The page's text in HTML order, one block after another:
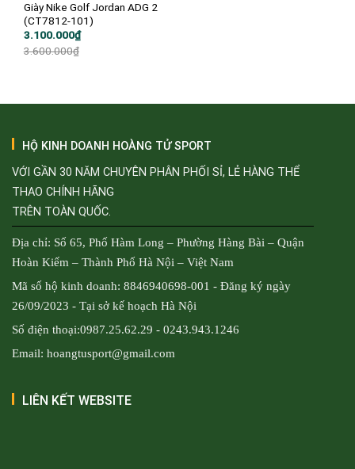
Giày Nike Golf Jordan ADG 2
(CT7812-101)
3.600.000₫
Giá
gốc
là:
3.100.000₫
Giá
hiện
tại
HỘ KINH DOANH HOÀNG TỬ SPORT
VỚI GẦN 30 NĂM CHUYÊN PHÂN PHỐI SỈ, LẺ HÀNG THỂ
THAO CHÍNH HÃNG
TRÊN TOÀN QUỐC.
Địa chỉ: Số 65, Phố Hàm Long – Phường Hàng Bài – Quận
Hoàn Kiếm – Thành Phố Hà Nội – Việt Nam
Mã số hộ kinh doanh: 8846940698-001 - Đăng ký ngày
26/09/2023 - Tại sở kế hoạch Hà Nội
Số điện thoại:0987.25.62.29 - 0243.943.1246
Email: hoangtusport@gmail.com
LIÊN KẾT WEBSITE